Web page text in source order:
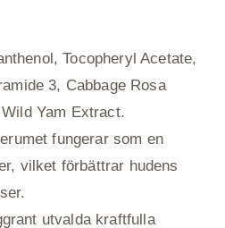
Tocopheryl Acetate,
3, Cabbage Rosa
Yam Extract.
fungerar som en
vilket förbättrar hudens
utvalda kraftfulla